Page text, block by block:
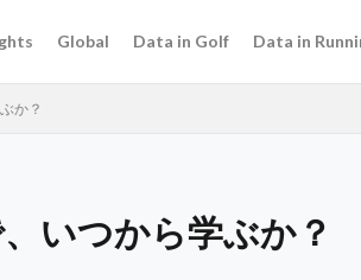
Global Data in Golf Data in
か？
いつから学ぶか？